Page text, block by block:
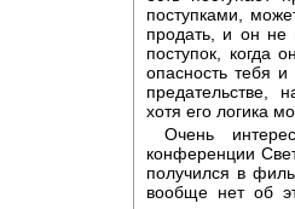
поступками,
продать, и он не
поступок, когда
опасность тебя и
предательстве,
хотя его логика
Очень
конференции
получился в
вообще нет об